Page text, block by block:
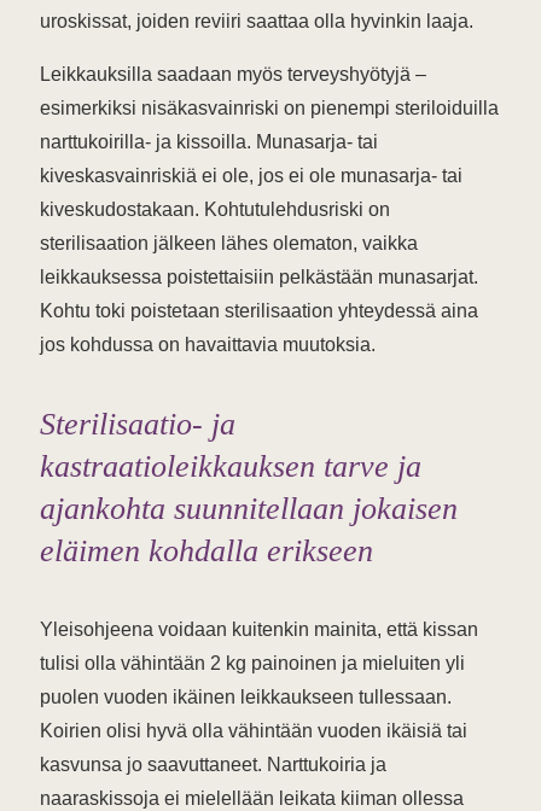
uroskissat, joiden reviiri saattaa olla hyvinkin laaja.
Leikkauksilla saadaan myös terveyshyötyjä –
esimerkiksi nisäkasvainriski on pienempi steriloiduilla
narttukoirilla- ja kissoilla. Munasarja- tai
kiveskasvainriskiä ei ole, jos ei ole munasarja- tai
kiveskudostakaan. Kohtutulehdusriski on
sterilisaation jälkeen lähes olematon, vaikka
leikkauksessa poistettaisiin pelkästään munasarjat.
Kohtu toki poistetaan sterilisaation yhteydessä aina
jos kohdussa on havaittavia muutoksia.
Sterilisaatio- ja
kastraatioleikkauksen tarve ja
ajankohta suunnitellaan jokaisen
eläimen kohdalla erikseen
Yleisohjeena voidaan kuitenkin mainita, että kissan
tulisi olla vähintään 2 kg painoinen ja mieluiten yli
puolen vuoden ikäinen leikkaukseen tullessaan.
Koirien olisi hyvä olla vähintään vuoden ikäisiä tai
kasvunsa jo saavuttaneet. Narttukoiria ja
naaraskissoja ei mielellään leikata kiiman ollessa